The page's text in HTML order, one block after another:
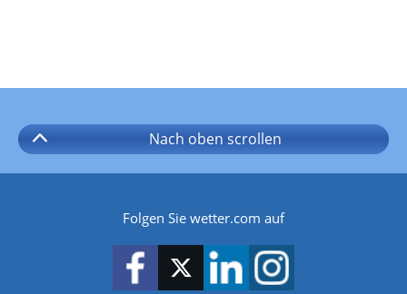
Nach oben scrollen
Folgen Sie wetter.com auf